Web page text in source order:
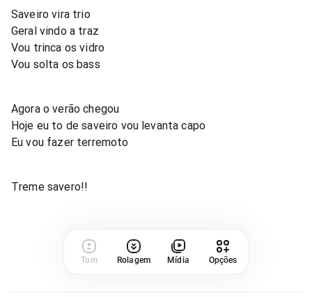
Saveiro vira trio
Geral vindo a traz
Vou trinca os vidro
Vou solta os bass
Agora o verão chegou
Hoje eu to de saveiro vou levanta capo
Eu vou fazer terremoto
Treme savero!!
Tom Rolagem Mídia Opções